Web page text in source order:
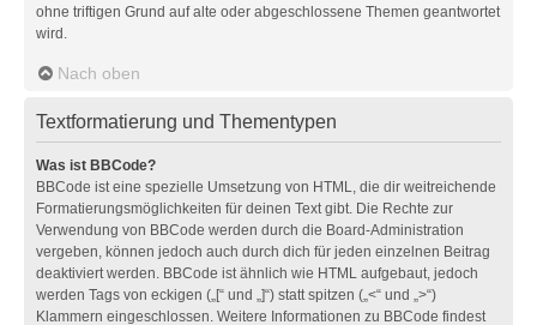
ohne triftigen Grund auf alte oder abgeschlossene Themen geantwortet
wird.
Nach oben
Textformatierung und Thementypen
Was ist BBCode?
BBCode ist eine spezielle Umsetzung von HTML, die dir weitreichende
Formatierungsmöglichkeiten für deinen Text gibt. Die Rechte zur
Verwendung von BBCode werden durch die Board-Administration
vergeben, können jedoch auch durch dich für jeden einzelnen Beitrag
deaktiviert werden. BBCode ist ähnlich wie HTML aufgebaut, jedoch
werden Tags von eckigen („[“ und „]“) statt spitzen („<“ und „>“)
Klammern eingeschlossen. Weitere Informationen zu BBCode findest